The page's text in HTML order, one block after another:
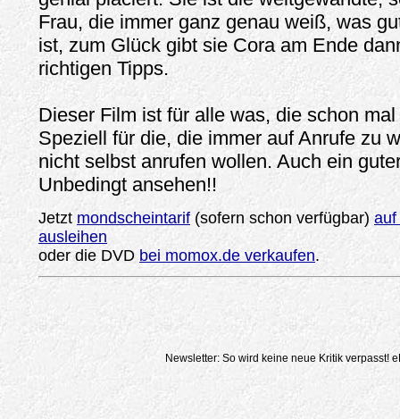
Frau, die immer ganz genau weiß, was
ist, zum Glück gibt sie Cora am Ende
richtigen Tipps.
Dieser Film ist für alle was, die schon
Speziell für die, die immer auf Anrufe zu
nicht selbst anrufen wollen. Auch ein
Unbedingt ansehen!!
Jetzt mondscheintarif (sofern schon verfügbar)auf
ausleihen
oder die DVD bei momox.de verkaufen.
Newsletter: So wird keine neue Kritik verpasst!